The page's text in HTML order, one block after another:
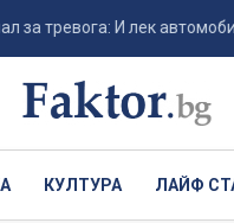
И лек автомобил
КУЛТУРА ЛАЙФ